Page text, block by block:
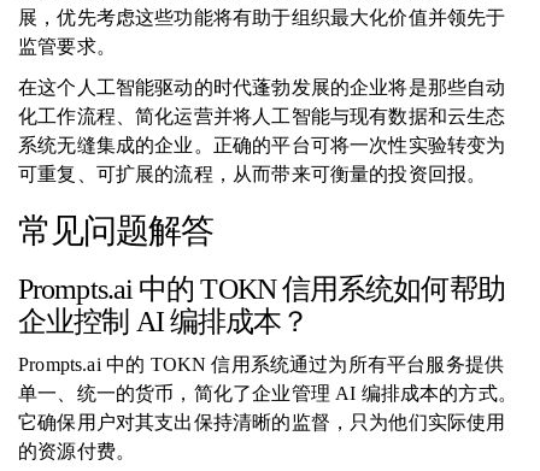
展，优先考虑这些功能将有助于组织最大化价值并领先于
监管要求。
在这个人工智能驱动的时代蓬勃发展的企业将是那些自动
化工作流程、简化运营并将人工智能与现有数据和云生态
系统无缝集成的企业。正确的平台可将一次性实验转变为
可重复、可扩展的流程，从而带来可衡量的投资回报。
常见问题解答
Prompts.ai 中的 TOKN 信用系统如何帮助
企业控制 AI 编排成本？
Prompts.ai 中的 TOKN 信用系统通过为所有平台服务提供
单一、统一的货币，简化了企业管理 AI 编排成本的方式。
它确保用户对其支出保持清晰的监督，只为他们实际使用
的资源付费。